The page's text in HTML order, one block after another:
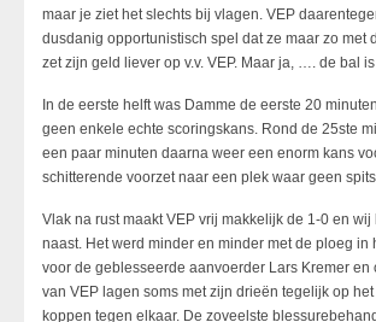
maar je ziet het slechts bij vlagen. VEP
dusdanig opportunistisch spel dat ze maar zo
zet zijn geld liever op v.v. VEP. Maar ja, …. de bal
In de eerste helft was Damme de eerste 20
geen enkele echte scoringskans. Rond de 25ste
een paar minuten daarna weer een enorm kans
schitterende voorzet naar een plek waar geen
Vlak na rust maakt VEP vrij makkelijk de 1-0 en
naast. Het werd minder en minder met de ploeg
voor de geblesseerde aanvoerder Lars Kremer
van VEP lagen soms met zijn drieën tegelijk op
koppen tegen elkaar. De zoveelste